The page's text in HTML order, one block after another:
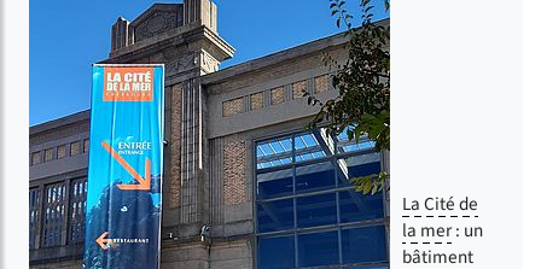
La Cité de
la mer: un
bâtiment